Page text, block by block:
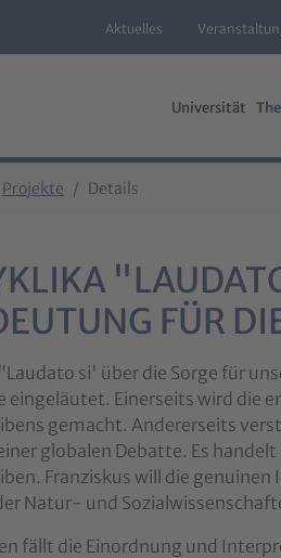
Aktuelles
Universität
Projekte Details
FÜR
si' über die Sorge für
eingeläutet. Einerseits wird die
gemacht. Andererseits
globalen Debatte. Es
Franziskus will die
Natur- und
fällt die Einordnung und